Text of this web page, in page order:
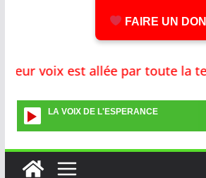
FAIRE UN DON
voix est allée par toute la terre,
LA VOIX DE L'ESPERANCE